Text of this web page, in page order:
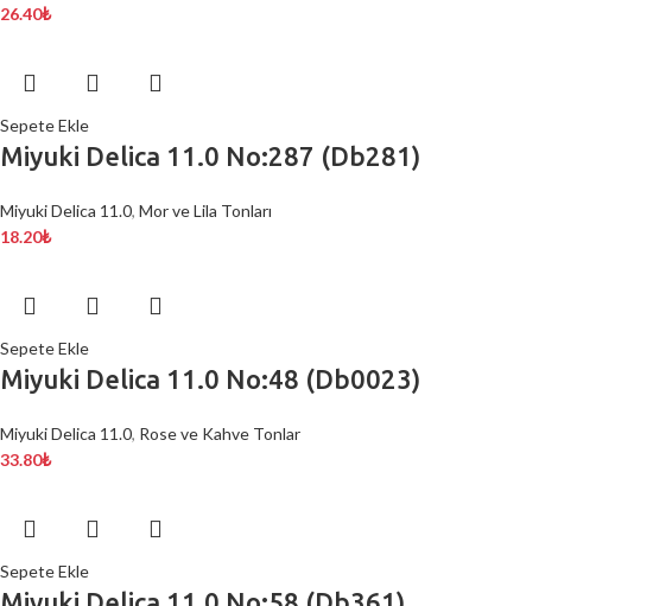
26.40₺
Sepete Ekle
Miyuki Delica 11.0 No:287 (Db281)
Miyuki Delica 11.0, Mor ve Lila Tonları
18.20₺
Sepete Ekle
Miyuki Delica 11.0 No:48 (Db0023)
Miyuki Delica 11.0, Rose ve Kahve Tonlar
33.80₺
Sepete Ekle